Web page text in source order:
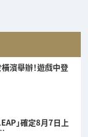
濱舉辦！遊戲中登
」確定8月7日上